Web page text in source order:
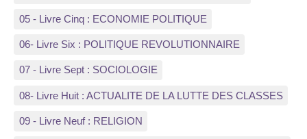
05 - Livre Cinq : ECONOMIE POLITIQUE
06- Livre Six : POLITIQUE REVOLUTIONNAIRE
07 - Livre Sept : SOCIOLOGIE
08- Livre Huit : ACTUALITE DE LA LUTTE DES CLASSES
09 - Livre Neuf : RELIGION